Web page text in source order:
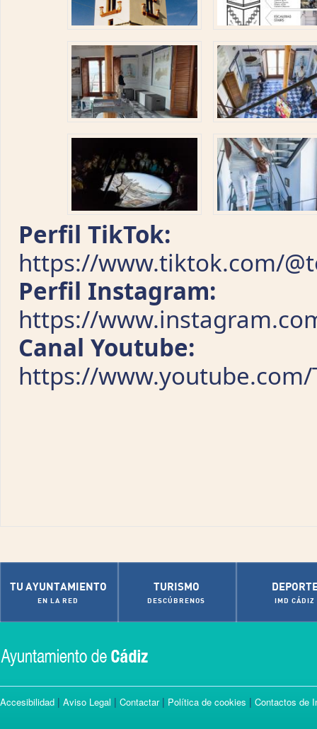
Perfil TikTok:
https://www.tiktok.com/
Perfil Instagram:
https://
Canal Youtube:
https://www.youtube.com/
TU AYUNTAMIENTO
EN LA RED
TURISMO
DESCÚBRENOS IMD CÁDIZ
Accesibilidad | Aviso Legal | Contactar| Política de cookies | Contactos de